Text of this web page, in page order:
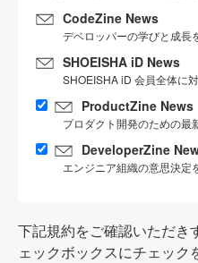
CodeZine News
デベロッパーの学びと成長
SHOEISHA iD News
SHOEISHA iD 会員全体に
ProductZine News
プロダクト開発のための最
DeveloperZine
エンジニア組織の意思決定
下記規約をご確認いただき
ェックボックスにチェック